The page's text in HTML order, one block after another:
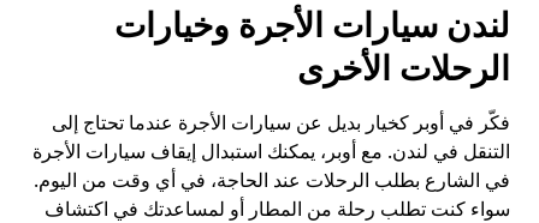
لندن سيارات الأجرة وخيارات
الرحلات الأخرى
فكّر في أوبر كخيار بديل عن سيارات الأجرة عندما تحتاج إلى
التنقل في لندن. مع أوبر، يمكنك استبدال إيقاف سيارات الأجرة
في الشارع بطلب الرحلات عند الحاجة، في أي وقت من اليوم.
سواء كنت تطلب رحلة من المطار أو لمساعدتك في اكتشاف